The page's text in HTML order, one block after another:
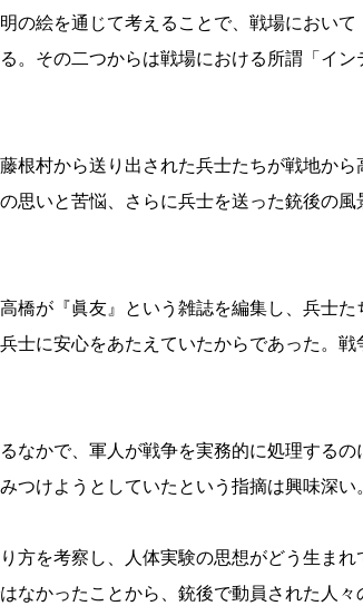
の絵を通じて考えることで、戦場において
。その二つからは戦場における所謂「イン
根村から送り出された兵士たちが戦地から
思いと苦悩、さらに兵士を送った銃後の風
橋が『眞友』という雑誌を編集し、兵士た
士に安心をあたえていたからであった。戦
なかで、軍人が戦争を実務的に処理するの
けようとしていたという指摘は興味深い。
方を考察し、人体実験の思想がどう生まれ
かったことから、銃後で動員された人々